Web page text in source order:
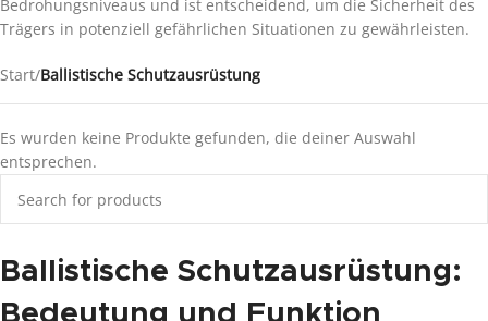
Bedrohungsniveaus und ist entscheidend, um die Sicherheit des
Trägers in potenziell gefährlichen Situationen zu gewährleisten.
Start/Ballistische Schutzausrüstung
Es wurden keine Produkte gefunden, die deiner Auswahl
entsprechen.
Ballistische Schutzausrüstung:
Bedeutung und Funktion